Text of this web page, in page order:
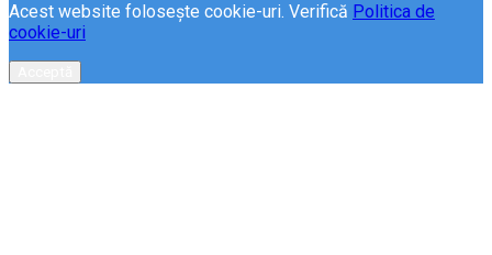
Acest website folosește cookie-uri. Verifică Politica de
cookie-uri